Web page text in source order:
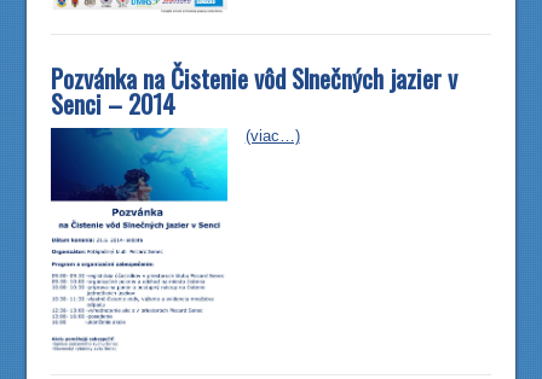
Pozvánka na Čistenie vôd Slnečných jazier v
Senci – 2014
(viac…)